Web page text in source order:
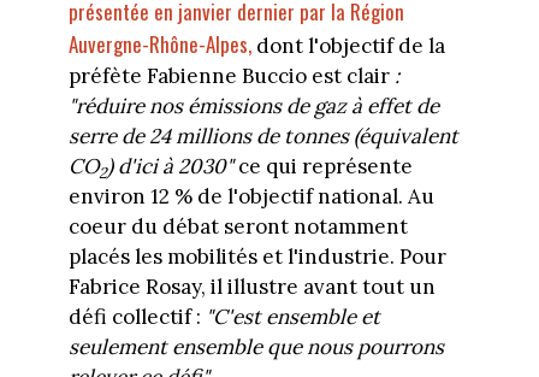
présentée en janvier dernier par la Région
Auvergne-Rhône-Alpes, dont l'objectif de la
préfète Fabienne Buccio est clair :
"réduire nos émissions de gaz à effet de
serre de 24 millions de tonnes (équivalent
CO2) d'ici à 2030"ce qui représente
environ 12 % de l'objectif national. Au
coeur du débat seront notamment
placés les mobilités et l'industrie. Pour
Fabrice Rosay, il illustre avant tout un
défi collectif : "C'est ensemble et
seulement ensemble que nous pourrons